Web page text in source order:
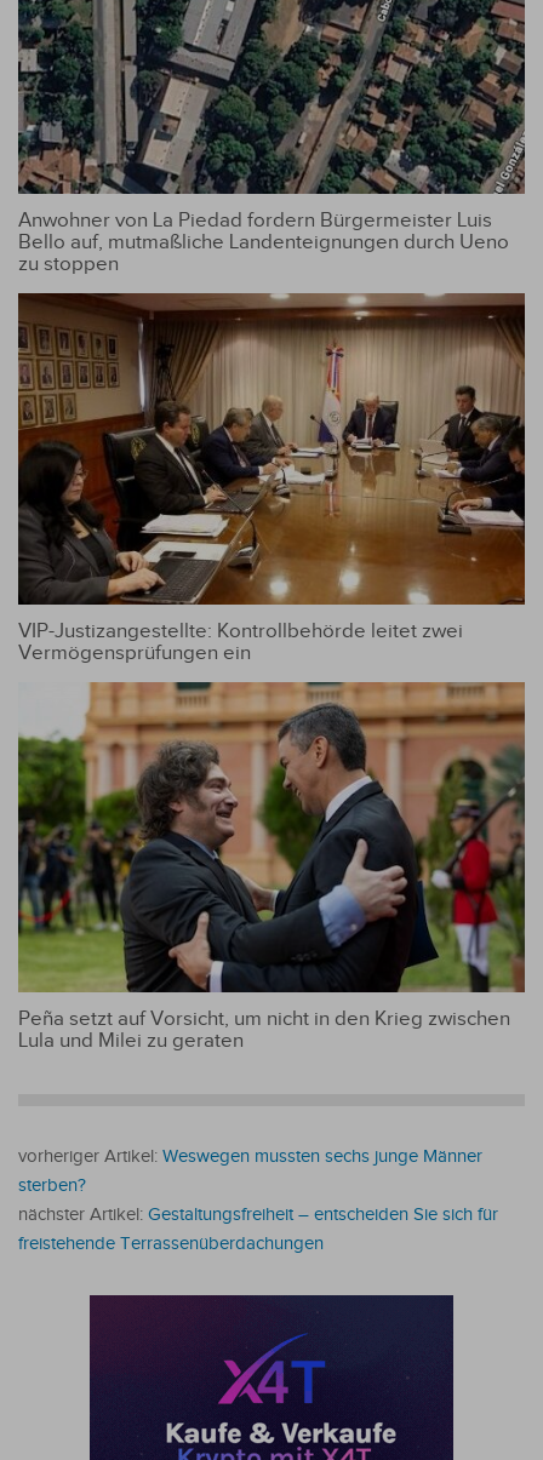
Anwohner von La Piedad fordern Bürgermeister Luis
Bello auf, mutmaßliche Landenteignungen durch Ueno
zu stoppen
VIP-Justizangestellte: Kontrollbehörde leitet zwei
Vermögensprüfungen ein
Peña setzt auf Vorsicht, um nicht in den Krieg zwischen
Lula und Milei zu geraten
vorheriger Artikel: Weswegen mussten sechs junge Männer
sterben?
nächster Artikel: Gestaltungsfreiheit – entscheiden Sie sich für
freistehende Terrassenüberdachungen